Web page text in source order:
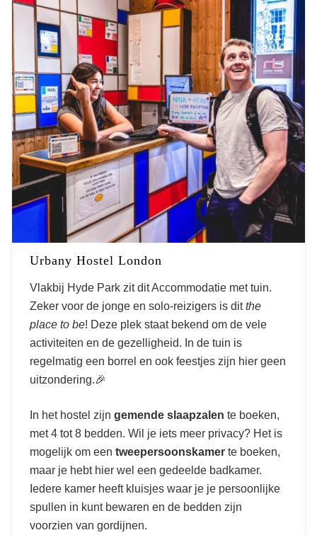
Urbany Hostel London
Vlakbij Hyde Park zit dit Accommodatie met tuin.
Zeker voor de jonge en solo-reizigers is ditthe
place to be! Deze plek staat bekend om de vele
activiteiten en de gezelligheid. In de tuin is
regelmatig een borrel en ook feestjes zijn hier geen
uitzondering.🎉
In het hostel zijn gemende slaapzalen te boeken,
met 4 tot 8 bedden. Wil je iets meer privacy? Het is
mogelijk om een tweepersoonskamer te boeken,
maar je hebt hier wel een gedeelde badkamer.
Iedere kamer heeft kluisjes waar je je persoonlijke
spullen in kunt bewaren en de bedden zijn
voorzien van gordijnen.